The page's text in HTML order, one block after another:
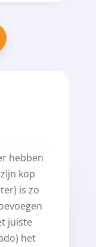
hebben
kop
is zo
juiste
het